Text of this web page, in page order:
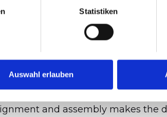
Statistiken
Auswahl erlauben
can deliver a tenth of a
a millimeter or a consistent,
number of machines capable
in this area that the number of
and assembly makes the